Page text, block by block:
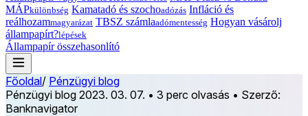
MÁPkülönbség Kamatadó és szochoadózás Infláció és
reálhozammagyarázat TBSZ számlaadómentesség Hogyan vásárolj
állampapírt?lépések
Állampapír összehasonlító
Főoldal/ Pénzügyi blog
Pénzügyi blog 2023. 03. 07. • 3 perc olvasás • Szerző:
Banknavigator